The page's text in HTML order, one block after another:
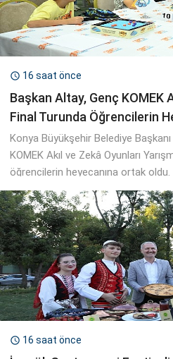
 16 saat önce
Başkan Altay, Genç KOMEK
Final Turunda Öğrencilerin
Konya Büyükşehir Belediye
KOMEK Akıl ve Zekâ Oyunları
öğrencilerin heyecanına ortak oldu.
 16 saat önce